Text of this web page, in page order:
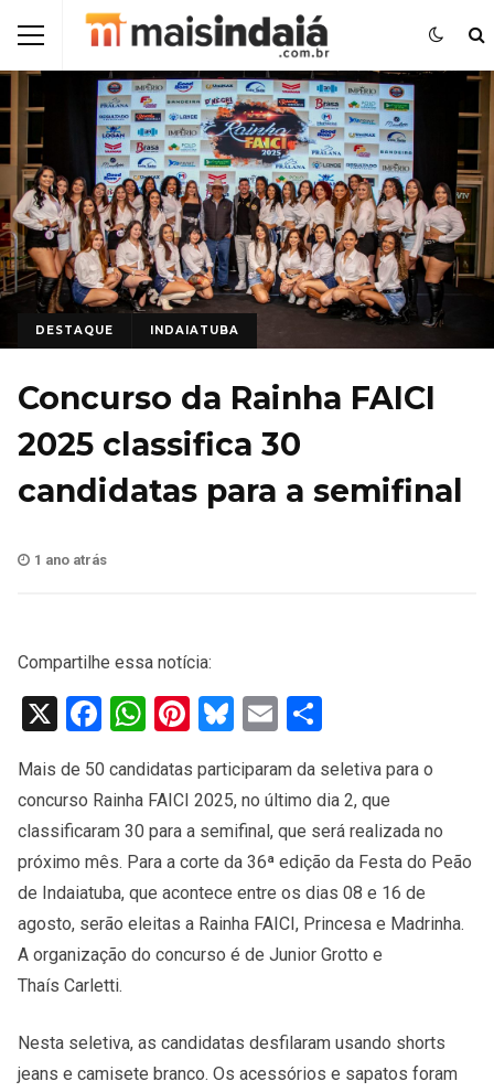
DESTAQUE INDAIATUBA
Concurso da Rainha FAICI
2025 classifica 30
candidatas para a semifinal
1 ano atrás
Compartilhe essa notícia:
X Facebook
WhatsApp
Pinterest
Bluesky
Email
Mais de 50 candidatas participaram da seletiva para o
concurso Rainha FAICI 2025, no último dia 2, que
classificaram 30 para a semifinal, que será realizada no
próximo mês. Para a corte da 36ª edição da Festa do Peão
de Indaiatuba, que acontece entre os dias 08 e 16 de
agosto, serão eleitas a Rainha FAICI, Princesa e Madrinha.
A organização do concurso é de Junior Grotto e
Thaís Carletti.
Nesta seletiva, as candidatas desfilaram usando shorts
jeans e camisete branco. Os acessórios e sapatos foram